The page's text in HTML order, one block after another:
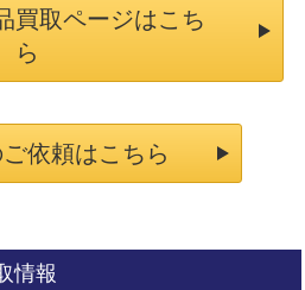
取ページはこち
ら
依頼はこちら
情報